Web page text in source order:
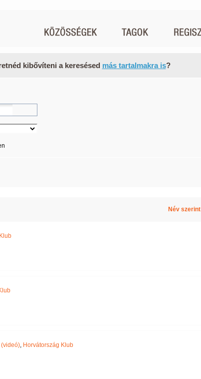
kibővíteni a keresésed más tartalmakra is?
Név szerint
, Horvátország Klub